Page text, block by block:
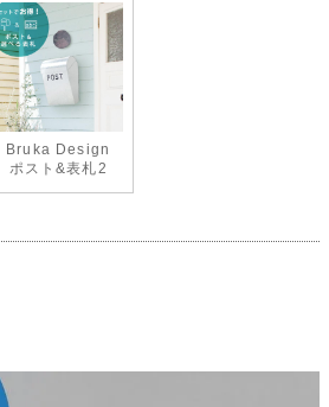
Bruka Design
ポスト&表札2